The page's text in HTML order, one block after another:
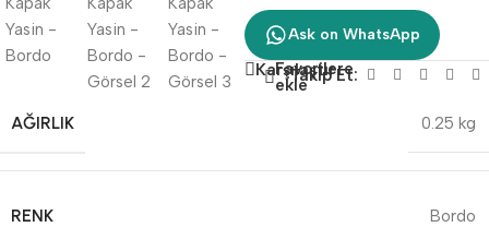
Ask on WhatsApp
Karşılaştır
Favorilere
ekleTakip Et:
AĞIRLIK 0.25 kg
RENK Bordo